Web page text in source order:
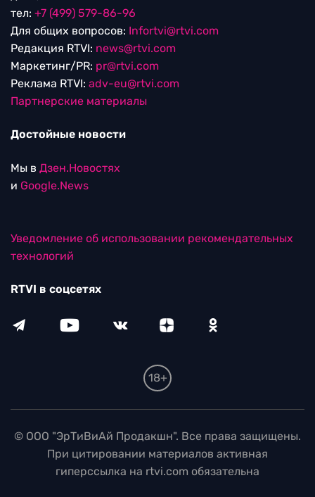
тел: +7 (499) 579-86-96
Для общих вопросов: Infortvi@rtvi.com
Редакция RTVI: news@rtvi.com
Маркетинг/PR: pr@rtvi.com
Реклама RTVI: adv-eu@rtvi.com
Партнерские материалы
Достойные новости
Мы в Дзен.Новостях
и Google.News
Уведомление об использовании рекомендательных
технологий
RTVI в соцсетях
18+
© ООО "ЭрТиВиАй Продакшн". Все права защищены.
При цитировании материалов активная
гиперссылка на rtvi.com обязательна